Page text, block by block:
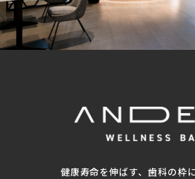
健康寿命を伸ばす、歯科の枠